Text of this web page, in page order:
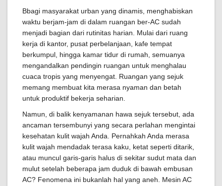
Bbagi masyarakat urban yang dinamis, menghabiskan
waktu berjam-jam di dalam ruangan ber-AC sudah
menjadi bagian dari rutinitas harian. Mulai dari ruang
kerja di kantor, pusat perbelanjaan, kafe tempat
berkumpul, hingga kamar tidur di rumah, semuanya
mengandalkan pendingin ruangan untuk menghalau
cuaca tropis yang menyengat. Ruangan yang sejuk
memang membuat kita merasa nyaman dan betah
untuk produktif bekerja seharian.
Namun, di balik kenyamanan hawa sejuk tersebut, ada
ancaman tersembunyi yang secara perlahan mengintai
kesehatan kulit wajah Anda. Pernahkah Anda merasa
kulit wajah mendadak terasa kaku, ketat seperti ditarik,
atau muncul garis-garis halus di sekitar sudut mata dan
mulut setelah beberapa jam duduk di bawah embusan
AC? Fenomena ini bukanlah hal yang aneh. Mesin AC